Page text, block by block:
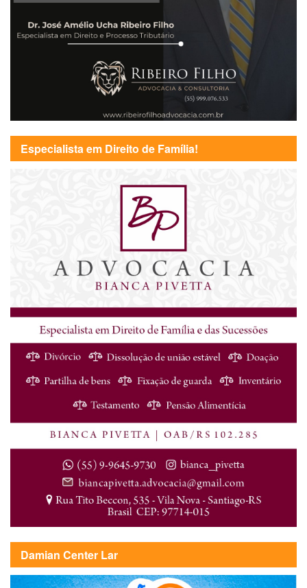
Especialista em Direito de Família!
Damian Center Lar